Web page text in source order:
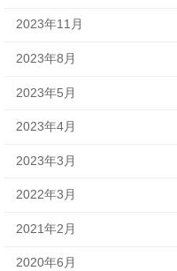
2023年11月
2023年8月
2023年5月
2023年4月
2023年3月
2022年3月
2021年2月
2020年6月